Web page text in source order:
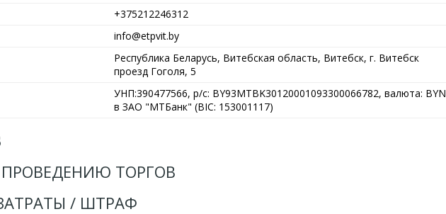
+375212246312
info@etpvit.by
Республика Беларусь, Витебская область, Витебск, г. Витебск
проезд Гоголя, 5
УНП:390477566, р/с: BY93MTBK30120001093300066782, валюта: BYN
в ЗАО "МТБанк" (BIC: 153001117)
ТОРГОВ
/ ШТРАФ